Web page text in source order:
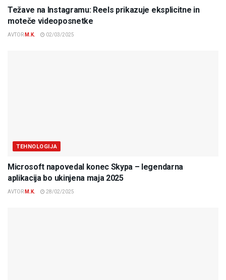
Težave na Instagramu: Reels prikazuje eksplicitne in
moteče videoposnetke
AVTOR M.K. 02/03/2025
TEHNOLOGIJA
Microsoft napovedal konec Skypa – legendarna
aplikacija bo ukinjena maja 2025
AVTOR M.K. 28/02/2025